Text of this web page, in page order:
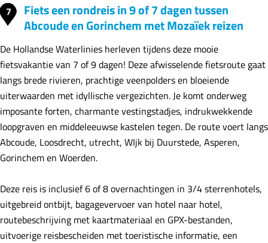
7
Fiets een rondreis in 9 of 7 dagen tussen
Abcoude en Gorinchem met Mozaïek reizen
De Hollandse Waterlinies herleven tijdens deze mooie
fietsvakantie van 7 of 9 dagen! Deze afwisselende fietsroute gaat
langs brede rivieren, prachtige veenpolders en bloeiende
uiterwaarden met idyllische vergezichten. Je komt onderweg
imposante forten, charmante vestingstadjes, indrukwekkende
loopgraven en middeleeuwse kastelen tegen. De route voert langs
Abcoude, Loosdrecht, utrecht, WIjk bij Duurstede, Asperen,
Gorinchem en Woerden.
Deze reis is inclusief 6 of 8 overnachtingen in 3/4 sterrenhotels,
uitgebreid ontbijt, bagagevervoer van hotel naar hotel,
routebeschrijving met kaartmateriaal en GPX-bestanden,
uitvoerige reisbescheiden met toeristische informatie, een